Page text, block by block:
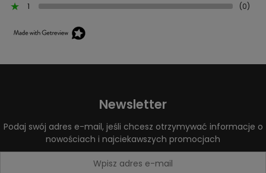
1 (0)
Newsletter
Podaj swój adres e-mail, jeśli chcesz otrzymywać informacje o
nowościach i najciekawszych promocjach